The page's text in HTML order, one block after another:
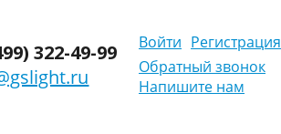
322-49-99
Войти Регистрация
Обратный звонок
Напишите нам